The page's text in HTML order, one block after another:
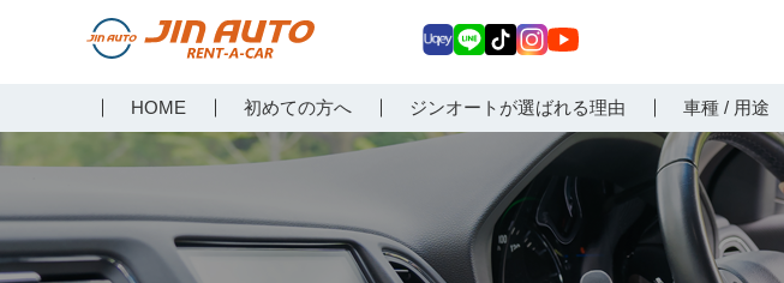
らジンオートレンタカー
HOME 初めての方へ ジンオートが選ばれる理由 車種 / 用途
ey E
Tokagr
am
uT
ub